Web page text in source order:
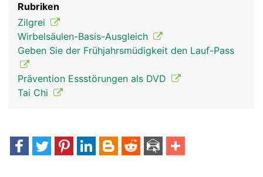
Rubriken
Zilgrei
Wirbelsäulen-Basis-Ausgleich
Geben Sie der Frühjahrsmüdigkeit den Lauf-Pass
Prävention Essstörungen als DVD
Tai Chi